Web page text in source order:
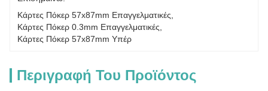
Κάρτες Πόκερ 57x87mm Επαγγελματικές
Κάρτες Πόκερ 0.3mm Επαγγελματικές
Κάρτες Πόκερ 57x87mm Υπέρ
Περιγραφή Του Προϊόντος